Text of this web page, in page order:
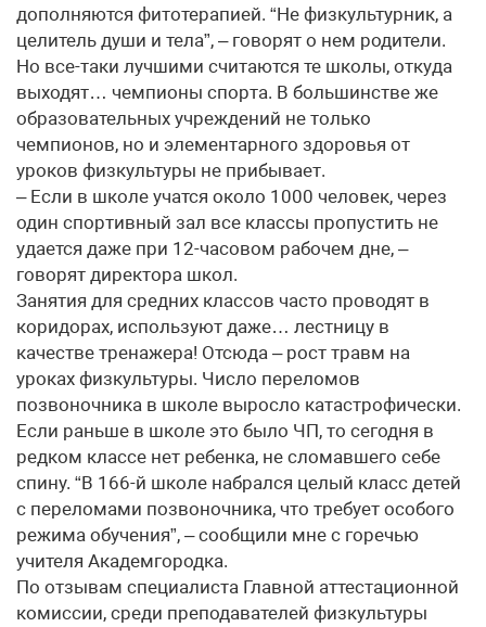
дополняются фитотерапией. “Не физкультурник, а
целитель души и тела”, – говорят о нем родители.
Но все-таки лучшими считаются те школы, откуда
выходят… чемпионы спорта. В большинстве же
образовательных учреждений не только
чемпионов, но и элементарного здоровья от
уроков физкультуры не прибывает.
– Если в школе учатся около 1000 человек, через
один спортивный зал все классы пропустить не
удается даже при 12-часовом рабочем дне, –
говорят директора школ.
Занятия для средних классов часто проводят в
коридорах, используют даже… лестницу в
качестве тренажера! Отсюда – рост травм на
уроках физкультуры. Число переломов
позвоночника в школе выросло катастрофически.
Если раньше в школе это было ЧП, то сегодня в
редком классе нет ребенка, не сломавшего себе
спину. “В 166-й школе набрался целый класс детей
с переломами позвоночника, что требует особого
режима обучения”, – сообщили мне с горечью
учителя Академгородка.
По отзывам специалиста Главной аттестационной
комиссии, среди преподавателей физкультуры